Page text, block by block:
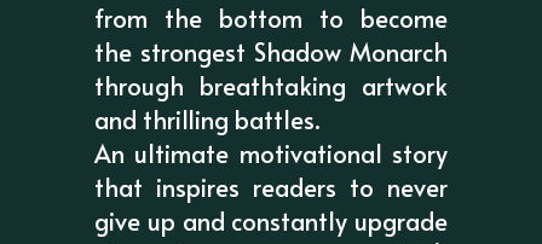
from the bottom to become
the strongest Shadow Monarch
through breathtaking artwork
and thrilling battles.
An ultimate motivational story
that inspires readers to never
give up and constantly upgrade